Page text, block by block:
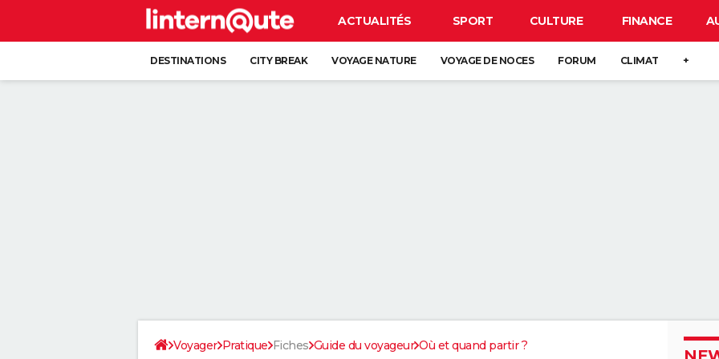
ACTUALITÉS SPORT CULTURE FINANCE
DESTINATIONS CITY BREAK VOYAGE NATURE VOYAGE DE NOCES FORUM CLIMAT +
Voyager Pratique Fiches Guide du voyageur Où et quand partir ?